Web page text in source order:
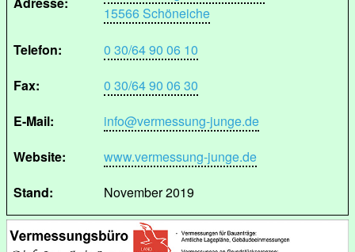
15566 Schöneiche
Telefon:
0 30/64 90 06 10
Fax:
0 30/64 90 06 30
E-Mail:
info@vermessung-junge.de
Website:
www.vermessung-junge.de
Stand:
November 2019